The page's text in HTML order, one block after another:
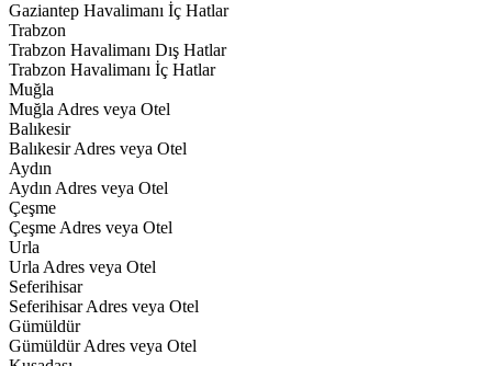
Gaziantep Havalimanı İç Hatlar
Trabzon
Trabzon Havalimanı Dış Hatlar
Trabzon Havalimanı İç Hatlar
Muğla
Muğla Adres veya Otel
Balıkesir
Balıkesir Adres veya Otel
Aydın
Aydın Adres veya Otel
Çeşme
Çeşme Adres veya Otel
Urla
Urla Adres veya Otel
Seferihisar
Seferihisar Adres veya Otel
Gümüldür
Gümüldür Adres veya Otel